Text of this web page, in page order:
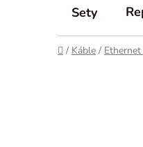
Sety
Domov
/ Káble /